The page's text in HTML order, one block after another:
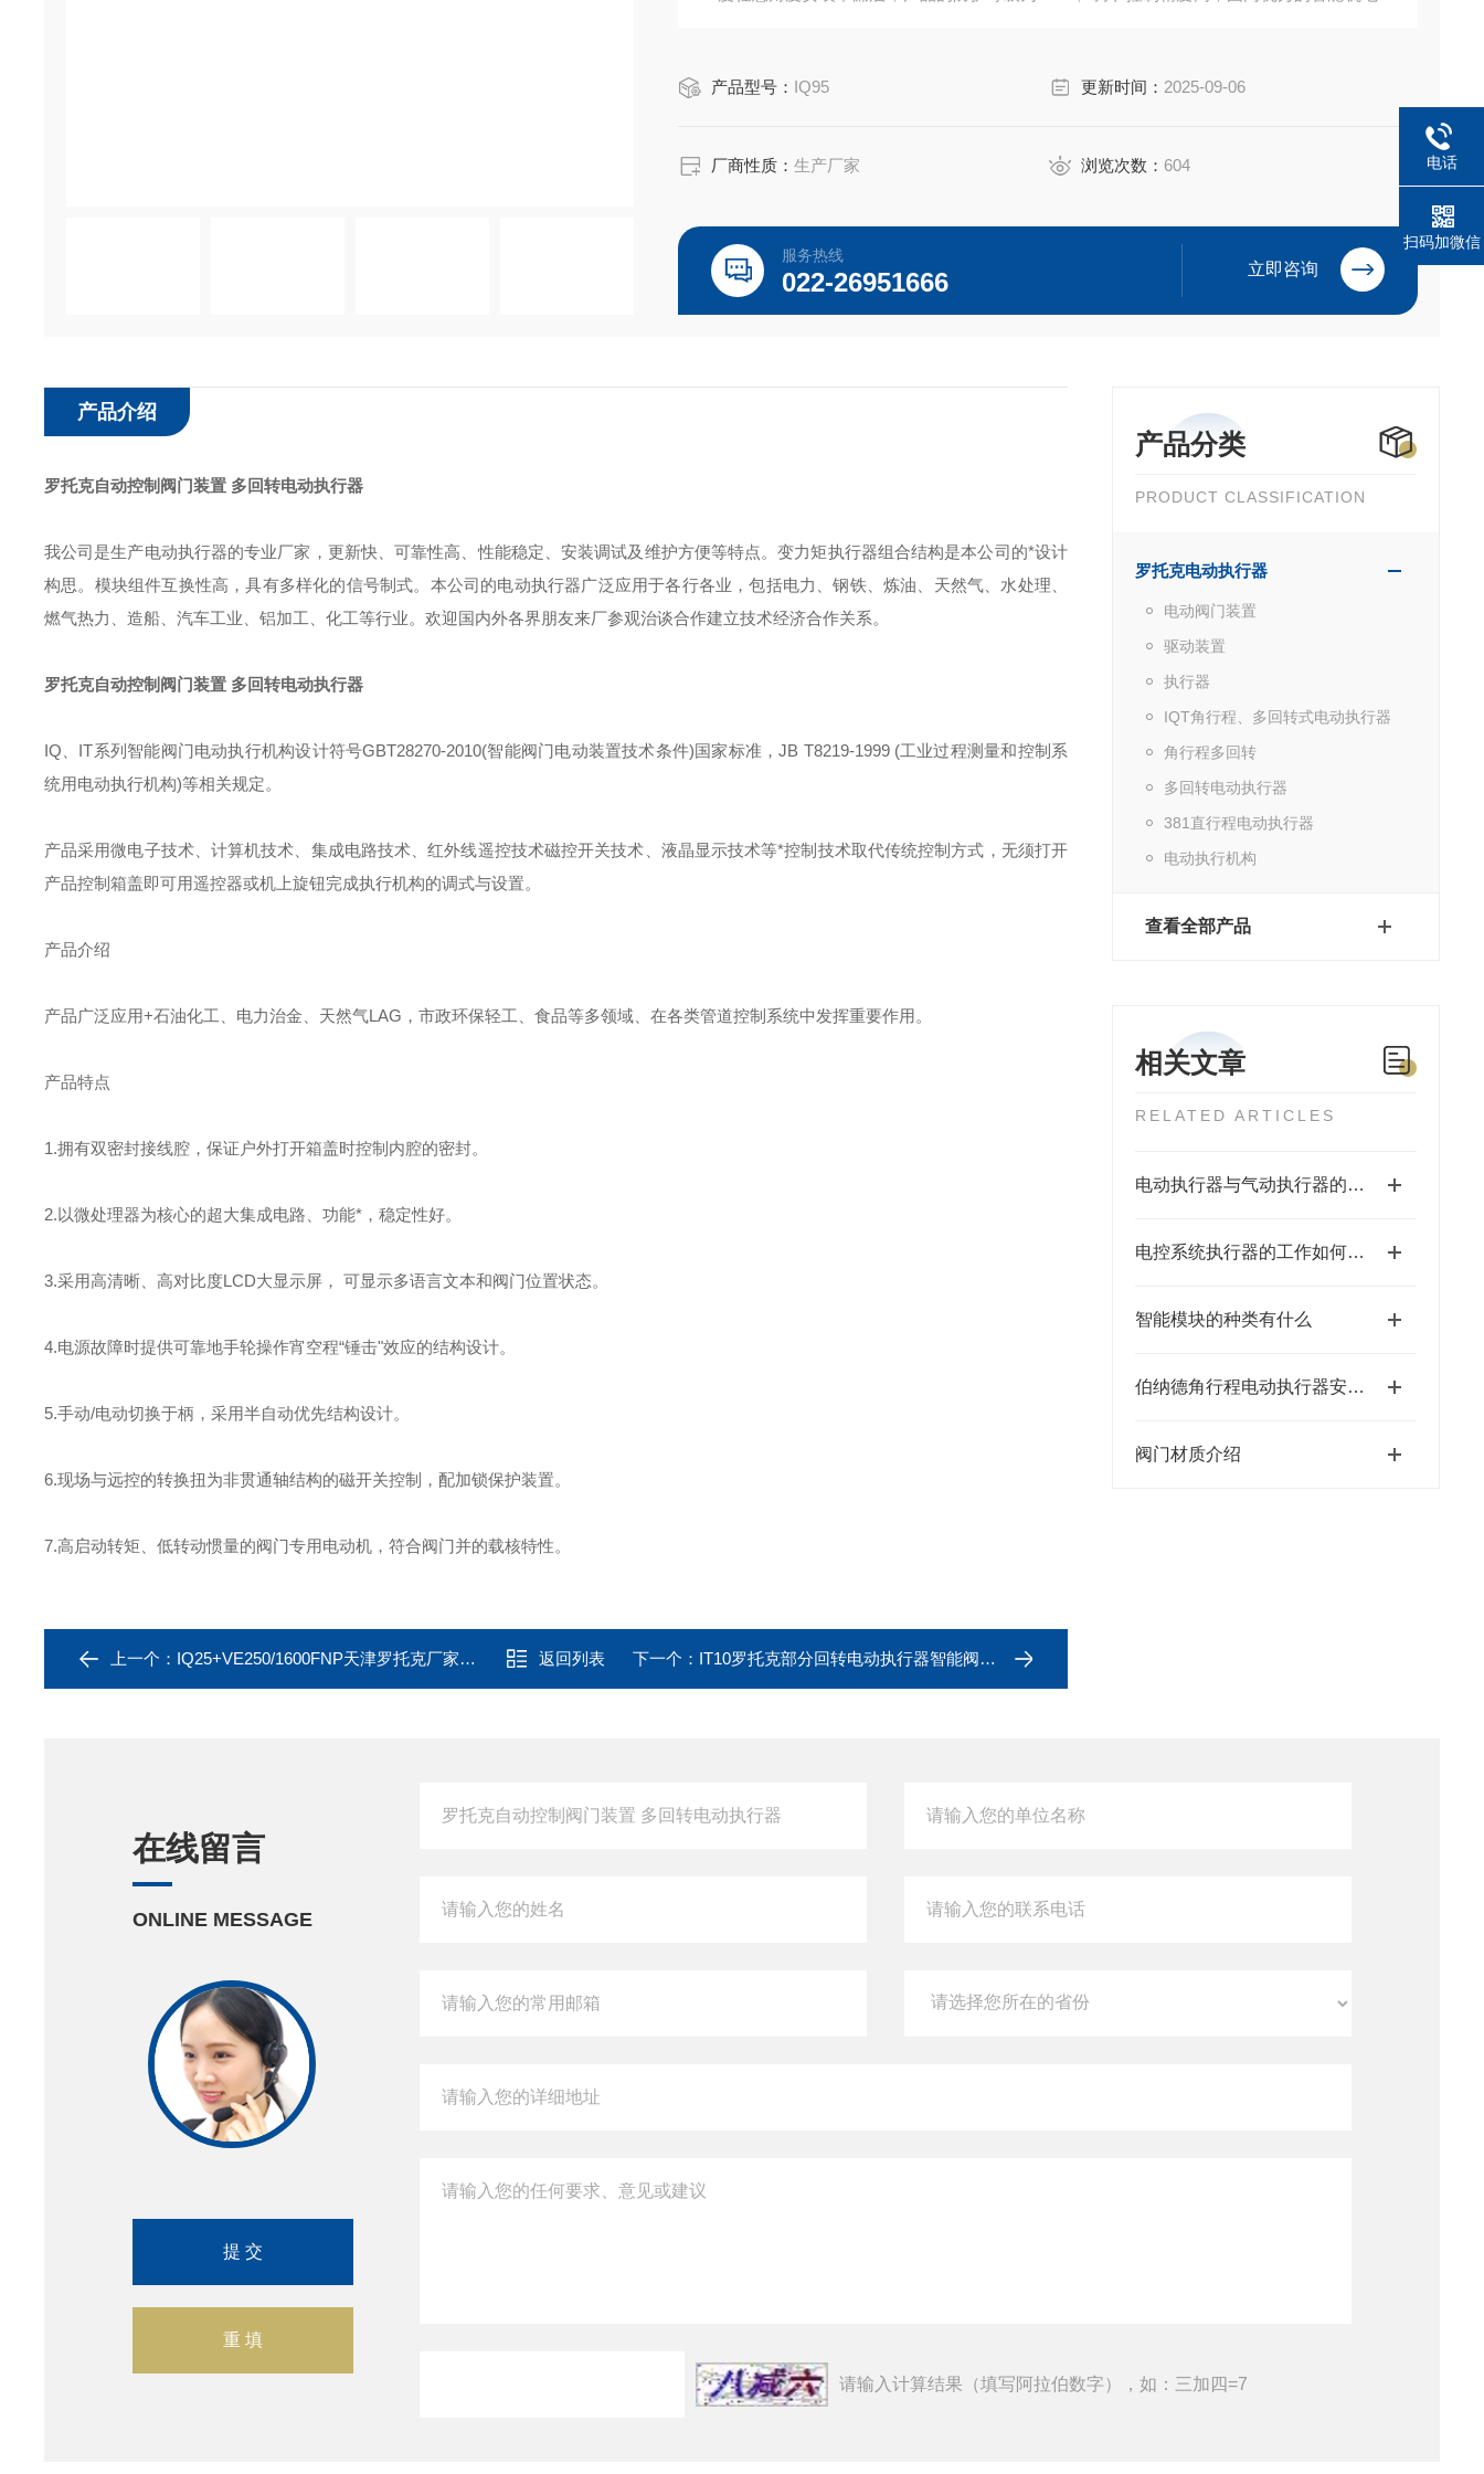
产品型号： IQ95 更新时间： 2025-09-06
厂商性质：生产厂家 浏览次数： 604
服务热线
022-26951666 立即咨询
产品分类
PRODUCT CLASSIFICATION
罗托克电动执行器
电动阀门装置
驱动装置
执行器
IQT角行程、多回转式电动执行器
角行程多回转
多回转电动执行器
381直行程电动执行器
电动执行机构
查看全部产品
相关文章
RELATED ARTICLES
电动执行器与气动执行器的不同
电控系统执行器的工作如何控制
智能模块的种类有什么
伯纳德角行程电动执行器安装注意事项
阀门材质介绍
产品介绍
罗托克自动控制阀门装置 多回转电动执行器
我公司是生产电动执行器的专业厂家，更新快、可靠性高、性能稳定、安装调试及维护方便等特点。变力矩执行器组合结构是本公司的*设计
构思。模块组件互换性高，具有多样化的信号制式。本公司的电动执行器广泛应用于各行各业，包括电力、钢铁、炼油、天然气、水处理、
燃气热力、造船、汽车工业、铝加工、化工等行业。欢迎国内外各界朋友来厂参观治谈合作建立技术经济合作关系。
罗托克自动控制阀门装置 多回转电动执行器
IQ IT系列智能阀门电动执行机构设计符号GBT28270-2010(智能阀门电动装置技术条件)国家标准，JB T8219-1999 (工业过程测量和控制系
统用电动执行机构)等相关规定。
产品采用微电子技术、计算机技术、集成电路技术、红外线遥控技术磁控开关技术、液晶显示技术等*控制技术取代传统控制方式，无须打开
产品控制箱盖即可用遥控器或机上旋钮完成执行机构的调式与设置。
产品介绍
产品广泛应用+石油化工、电力治金、天然气LAG ，市政环保轻工、食品等多领域、在各类管道控制系统中发挥重要作用。
产品特点
1.拥有双密封接线腔，保证户外打开箱盖时控制内腔的密封。
2.以微处理器为核心的超大集成电路、功能*，稳定性好。
3.采用高清晰、高对比度LCD大显示屏， 可显示多语言文本和阀门位置状态。
4.电源故障时提供可靠地手轮操作宵空程“锤击"效应的结构设计。
5.手动/电动切换于柄，采用半自动优先结构设计。
6.现场与远控的转换扭为非贯通轴结构的磁开关控制，配加锁保护装置。
7.高启动转矩、低转动惯量的阀门专用电动机，符合阀门并的载核特性。
上一个： IQ25+VE250/1600FNP天津罗托克厂家供应耐腐蚀直行程电动执行器 返回列表 下一个： IT10罗托克部分回转电动执行器智能阀门电动装置
在线留言
ONLINE MESSAGE
请输入计算结果（填写阿拉伯数字），如：三加四=7
电话
扫码加微信